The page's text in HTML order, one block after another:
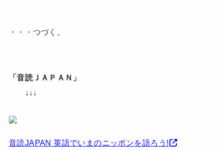
・・・つづく。
「音読ＪＡＰＡＮ」
↓↓↓
音読JAPAN 英語でいまのニッポンを語ろう!